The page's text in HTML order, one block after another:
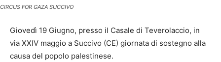
CIRCUS FOR GAZA SUCCIVO
Giovedì 19 Giugno, presso il Casale di Teverolaccio, in
via XXIV maggio a Succivo (CE) giornata di sostegno alla
causa del popolo palestinese.